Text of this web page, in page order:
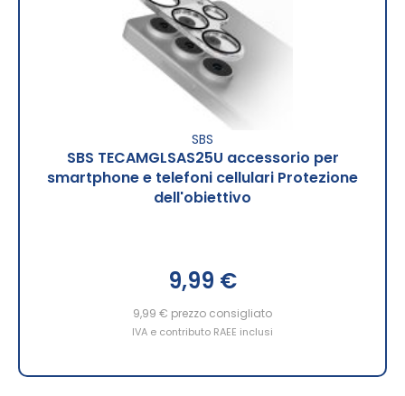
SBS
SBS TECAMGLSAS25U accessorio per
smartphone e telefoni cellulari Protezione
dell'obiettivo
9,99 €
9,99 € prezzo consigliato
IVA e contributo RAEE inclusi